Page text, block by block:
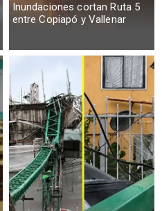
Inundaciones cortan Ruta 5
entre Copiapó y Vallenar